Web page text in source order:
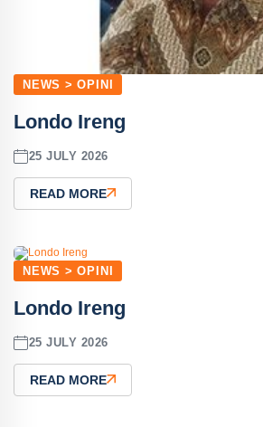
NEWS > OPINI
Londo Ireng
25 JULY 2026
READ MORE
NEWS > OPINI
Londo Ireng
25 JULY 2026
READ MORE